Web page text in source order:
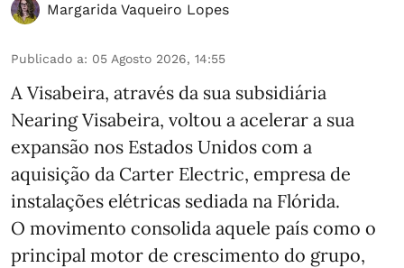
Margarida Vaqueiro Lopes
Publicado a: 05 Agosto 2026, 14:55
A Visabeira, através da sua subsidiária
Nearing Visabeira, voltou a acelerar a sua
expansão nos Estados Unidos com a
aquisição da Carter Electric, empresa de
instalações elétricas sediada na Flórida.
O movimento consolida aquele país como o
principal motor de crescimento do grupo,